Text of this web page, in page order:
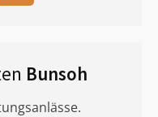
Bunsoh